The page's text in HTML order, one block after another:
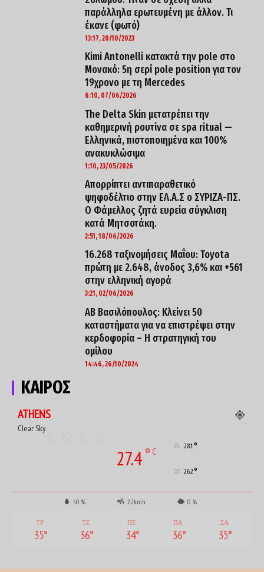
παράλληλα ερωτευμένη με άλλον. Τι
έκανε (φωτό)
13:17, 20/10/2023
Kimi Antonelli κατακτά την pole στο
Μονακό: 5η σερί pole position για τον
19χρονο με τη Mercedes
6:10, 07/06/2026
The Delta Skin μετατρέπει την
καθημερινή ρουτίνα σε spa ritual —
Ελληνικά, πιστοποιημένα και 100%
ανακυκλώσιμα
1:10, 23/05/2026
Απορρίπτει αντιπαραθετικό
ψηφοδέλτιο στην ΕΛ.Α.Σ ο ΣΥΡΙΖΑ-ΠΣ.
Ο Φάμελλος ζητά ευρεία σύγκλιση
κατά Μητσοτάκη.
2:51, 18/06/2026
16.268 ταξινομήσεις Μαΐου: Toyota
πρώτη με 2.648, άνοδος 3,6% και +561
στην ελληνική αγορά
3:21, 02/06/2026
ΑΒ Βασιλόπουλος: Κλείνει 50
καταστήματα για να επιστρέψει στην
κερδοφορία – Η στρατηγική του
ομίλου
14:46, 26/10/2024
ΚΑΙΡΟΣ
ATHENS
Clear Sky
27.4° C 28.1°
26.2°
50 % 2.2kmh 0 %
ΤΡ
35°
ΤΕ
36°
ΠΕ
34°
ΠΑ
36°
ΣΑ
35°